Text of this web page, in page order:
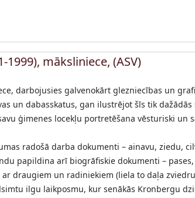
1999), māksliniece, (ASV)
darbojusies galvenokārt glezniecības un
un dabasskatus, gan ilustrējot šīs tik
ģimenes locekļu portretēšana vēsturiski un
radošā darba dokumenti – ainavu, ziedu,
papildina arī biogrāfiskie dokumenti –
draugiem un radiniekiem (liela to daļa
ilgu laikposmu, kur senākās Kronbergu